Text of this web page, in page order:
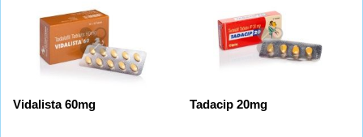
Vidalista 60mg Tadacip 20mg